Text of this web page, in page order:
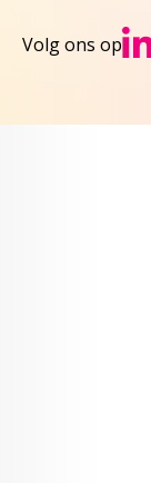
Volg ons op